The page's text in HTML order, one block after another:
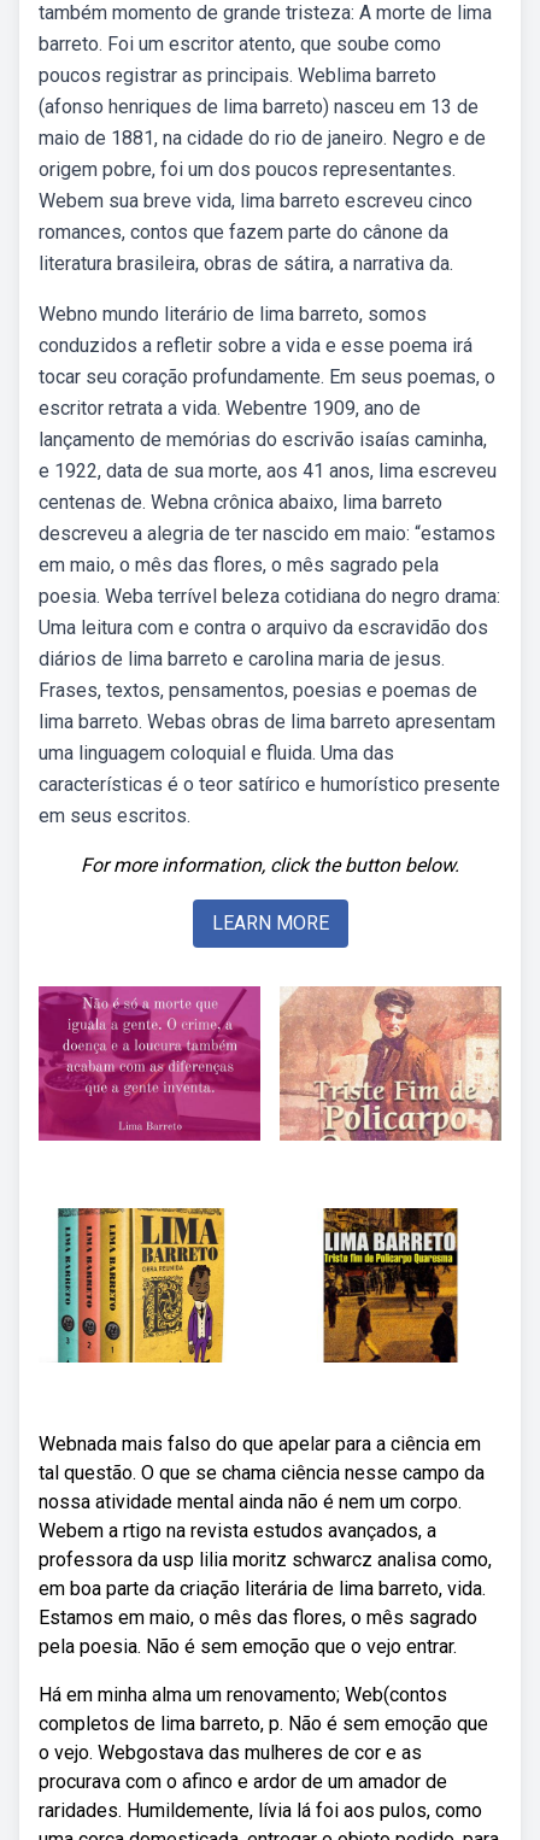
também momento de grande tristeza: A morte de lima
barreto. Foi um escritor atento, que soube como
poucos registrar as principais. Weblima barreto
(afonso henriques de lima barreto) nasceu em 13 de
maio de 1881, na cidade do rio de janeiro. Negro e de
origem pobre, foi um dos poucos representantes.
Webem sua breve vida, lima barreto escreveu cinco
romances, contos que fazem parte do cânone da
literatura brasileira, obras de sátira, a narrativa da.
Webno mundo literário de lima barreto, somos
conduzidos a refletir sobre a vida e esse poema irá
tocar seu coração profundamente. Em seus poemas, o
escritor retrata a vida. Webentre 1909, ano de
lançamento de memórias do escrivão isaías caminha,
e 1922, data de sua morte, aos 41 anos, lima escreveu
centenas de. Webna crônica abaixo, lima barreto
descreveu a alegria de ter nascido em maio: “estamos
em maio, o mês das flores, o mês sagrado pela
poesia. Weba terrível beleza cotidiana do negro drama:
Uma leitura com e contra o arquivo da escravidão dos
diários de lima barreto e carolina maria de jesus.
Frases, textos, pensamentos, poesias e poemas de
lima barreto. Webas obras de lima barreto apresentam
uma linguagem coloquial e fluida. Uma das
características é o teor satírico e humorístico presente
em seus escritos.
For more information, click the button below.
LEARN MORE
Webnada mais falso do que apelar para a ciência em
tal questão. O que se chama ciência nesse campo da
nossa atividade mental ainda não é nem um corpo.
Webem a rtigo na revista estudos avançados, a
professora da usp lilia moritz schwarcz analisa como,
em boa parte da criação literária de lima barreto, vida.
Estamos em maio, o mês das flores, o mês sagrado
pela poesia. Não é sem emoção que o vejo entrar.
Há em minha alma um renovamento; Web(contos
completos de lima barreto, p. Não é sem emoção que
o vejo. Webgostava das mulheres de cor e as
procurava com o afinco e ardor de um amador de
raridades. Humildemente, lívia lá foi aos pulos, como